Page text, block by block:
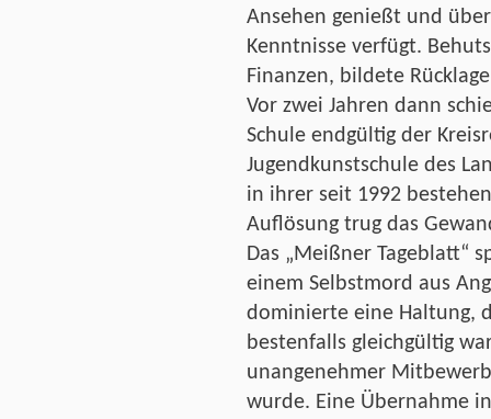
Ansehen genießt und
Kenntnisse verfügt.
Finanzen, bildete
Vor zwei Jahren dann
Schule endgültig der
Jugendkunstschule des
in ihrer seit 1992
Auflösung trug das
Das „Meißner Tageblatt“
einem Selbstmord aus
dominierte eine Haltung,
bestenfalls gleichgültig
unangenehmer
wurde. Eine Übernahme